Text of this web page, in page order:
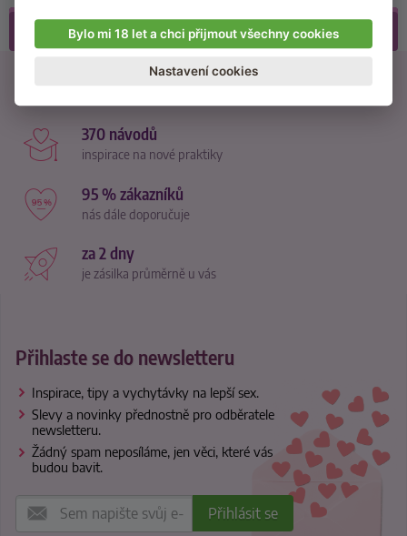
Příslušenství
21500 recenzí
370 návodů
inspirace na nové praktiky
95 % zákazníků
nás dále doporučuje
za 2 dny
je zásilka průměrně u vás
Přihlaste se do newsletteru
Inspirace, tipy a vychytávky na lepší sex.
Slevy a novinky přednostně pro odběratele
newsletteru.
Žádný spam neposíláme, jen věci, které vás
budou bavit.
Bylo mi 18 let a chci přijmout všechny cookies
Nastavení cookies